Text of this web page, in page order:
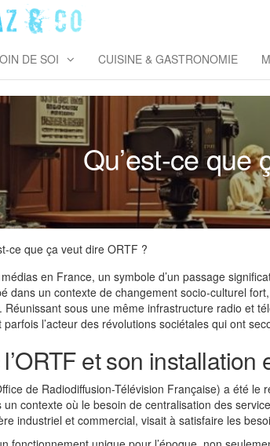
& Co
DE SOI CUISINE & GASTRONOMIE
Qu’est-ce que
ce que ça veut dire ORTF ?
médias en France, un symbole d’un passage
dans un contexte de changement socio-culturel
sous une même infrastructure radio et
l’acteur des révolutions sociétales qui ont
et son installation
de Radiodiffusion-Télévision Française) a été le
contexte où le besoin de centralisation des
industriel et commercial, visait à satisfaire les